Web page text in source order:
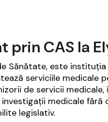
prin CAS la
Sănătate, este
serviciile medicale
de servicii
medicale
legislativ.